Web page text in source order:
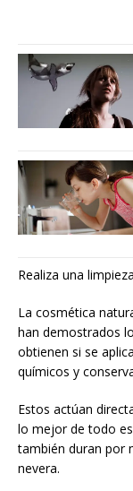
Realiza una
La cosmética
han demostrados
obtienen si se
químicos y
Estos actúan
lo mejor de todo
también duran por
nevera.